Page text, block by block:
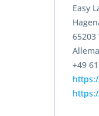
Easy
65203
+49